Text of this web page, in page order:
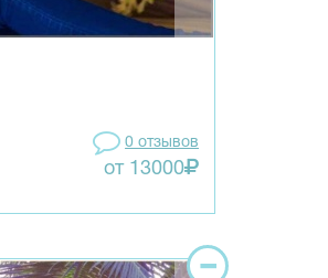
0 отзывов
от 13000